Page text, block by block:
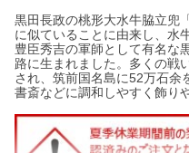
黒田長政の桃形大水牛脇立兜
に似ていることに由来し、水
豊臣秀吉の軍師として有名な
路に生まれました。多くの戦
され、筑前国名島に52万石余
書斎などに調和しやすく飾り